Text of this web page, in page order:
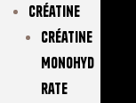
Créatine
Créatine
Monohyd
Rate